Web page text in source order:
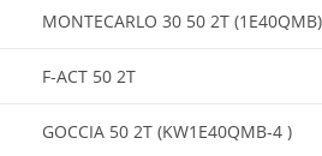
MONTECARLO 30 50 2T (1E40QMB)
F-ACT 50 2T
GOCCIA 50 2T (KW1E40QMB-4 )